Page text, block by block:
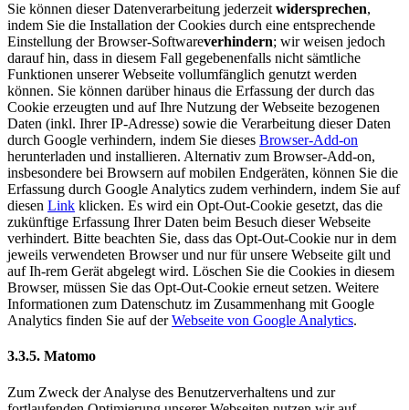
Sie können dieser Datenverarbeitung jederzeit widersprechen,
indem Sie die Installation der Cookies durch eine entsprechende
Einstellung der Browser-Softwareverhindern; wir weisen jedoch
darauf hin, dass in diesem Fall gegebenenfalls nicht sämtliche
Funktionen unserer Webseite vollumfänglich genutzt werden
können. Sie können darüber hinaus die Erfassung der durch das
Cookie erzeugten und auf Ihre Nutzung der Webseite bezogenen
Daten (inkl. Ihrer IP-Adresse) sowie die Verarbeitung dieser Daten
durch Google verhindern, indem Sie dieses Browser-Add-on
herunterladen und installieren. Alternativ zum Browser-Add-on,
insbesondere bei Browsern auf mobilen Endgeräten, können Sie die
Erfassung durch Google Analytics zudem verhindern, indem Sie auf
diesen Link klicken. Es wird ein Opt-Out-Cookie gesetzt, das die
zukünftige Erfassung Ihrer Daten beim Besuch dieser Webseite
verhindert. Bitte beachten Sie, dass das Opt-Out-Cookie nur in dem
jeweils verwendeten Browser und nur für unsere Webseite gilt und
auf Ih-rem Gerät abgelegt wird. Löschen Sie die Cookies in diesem
Browser, müssen Sie das Opt-Out-Cookie erneut setzen. Weitere
Informationen zum Datenschutz im Zusammenhang mit Google
Analytics finden Sie auf der Webseite von Google Analytics.
3.3.5. Matomo
Zum Zweck der Analyse des Benutzerverhaltens und zur